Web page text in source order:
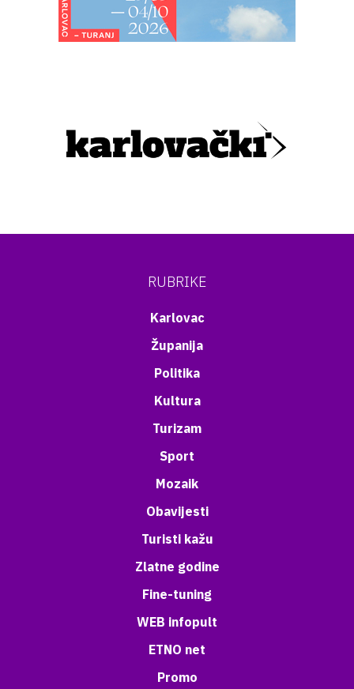
RUBRIKE
Karlovac
Županija
Politika
Kultura
Turizam
Sport
Mozaik
Obavijesti
Turisti kažu
Zlatne godine
Fine-tuning
WEB infopult
ETNO net
Promo